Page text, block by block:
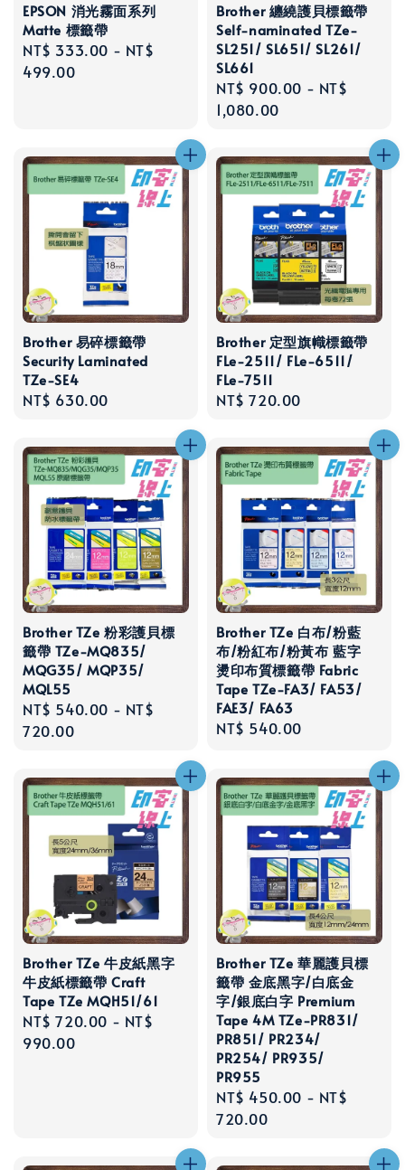
EPSON 消光霧面系列
Matte 標籤帶
Regular
price
NT$ 333.00 - NT$
499.00
Brother 纏繞護貝標籤帶
Self-naminated TZe-
SL251/ SL651/ SL261/
SL661
Regular
price
NT$ 900.00 - NT$
1,080.00
Brother 易碎標籤帶
Security Laminated
TZe-SE4
Regular
NT$ 630.00
Brother 定型旗幟標籤帶
FLe-2511/ FLe-6511/
FLe-7511
Regular
NT$ 720.00
Brother TZe 粉彩護貝標
籤帶 TZe-MQ835/
MQG35/ MQP35/
MQL55
Regular
price
NT$ 540.00 - NT$
720.00
Brother TZe 白布/粉藍
布/粉紅布/粉黃布 藍字
燙印布質標籤帶 Fabric
Tape TZe-FA3/ FA53/
FAE3/ FA63
Regular
NT$ 540.00
Brother TZe 牛皮紙黑字
牛皮紙標籤帶 Craft
Tape TZe MQH51/61
Regular
price
NT$ 720.00 - NT$
990.00
Brother TZe 華麗護貝標
籤帶 金底黑字/白底金
字/銀底白字 Premium
Tape 4M TZe-PR831/
PR851/ PR234/
PR254/ PR935/
PR955
Regular
price
NT$ 450.00 - NT$
720.00